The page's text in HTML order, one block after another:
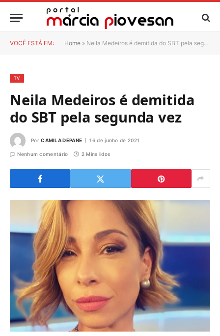
VOCÊ ESTÁ EM: Home » Neila Medeiros é demitida do SBT pela segunda vez
TV
Neila Medeiros é demitida
do SBT pela segunda vez
Por CAMILA DEPANE 16 de junho de 2021
Nenhum comentário 2 Mins lidos